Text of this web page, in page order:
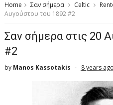
Home Σαν σήμερα Celtic
Αυγούστου του 1892 #2
Σαν σήμερα στις 20
#2
by Manos Kassotakis 8 years ago